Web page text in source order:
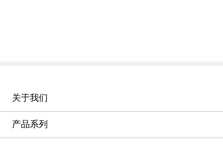
关于我们
产品系列